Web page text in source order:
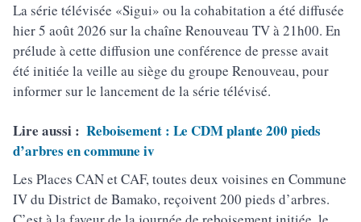
La série télévisée «Sigui» ou la cohabitation a été diffusée
hier 5 août 2026 sur la chaîne Renouveau TV à 21h00. En
prélude à cette diffusion une conférence de presse avait
été initiée la veille au siège du groupe Renouveau, pour
informer sur le lancement de la série télévisé.
Lire aussi : Reboisement : Le CDM plante 200 pieds
d’arbres en commune iv
Les Places CAN et CAF, toutes deux voisines en Commune
IV du District de Bamako, reçoivent 200 pieds d’arbres.